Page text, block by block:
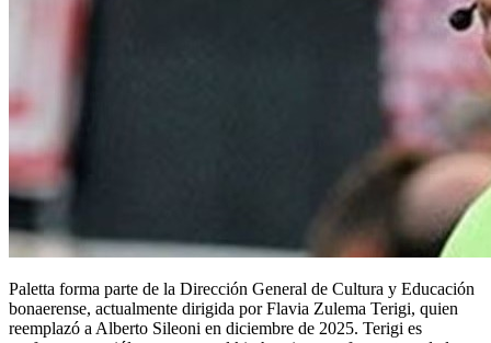
Paletta forma parte de la Dirección General de Cultura y Educación
bonaerense, actualmente dirigida por Flavia Zulema Terigi, quien
reemplazó a Alberto Sileoni en diciembre de 2025. Terigi es